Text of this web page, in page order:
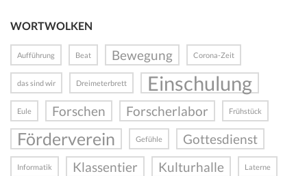
WORTWOLKEN
Aufführung Beat Bewegung Corona-Zeit
das sind wir Dreimeterbrett Einschulung
Eule Forschen Forscherlabor Frühstück
Förderverein Gefühle Gottesdienst
Informatik Klassentier Kulturhalle Laterne